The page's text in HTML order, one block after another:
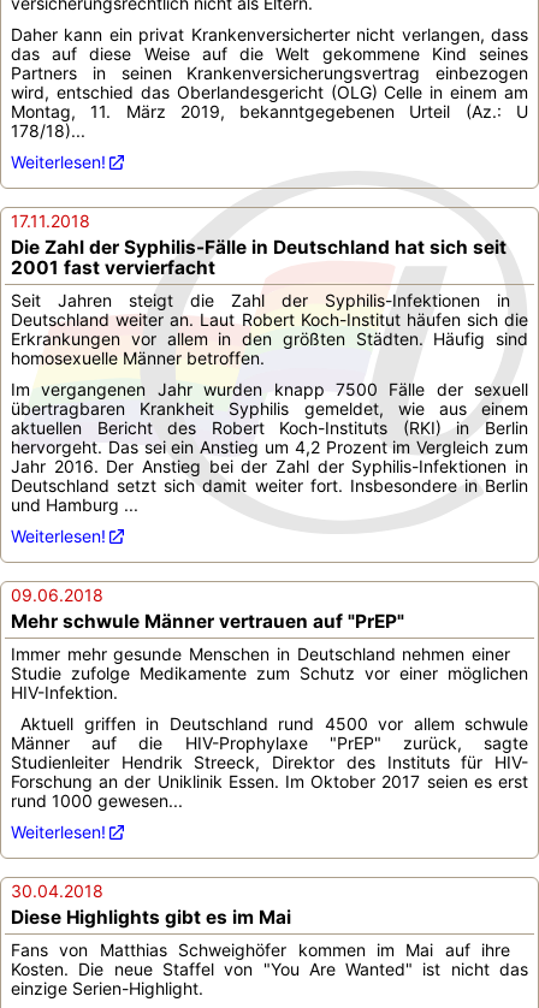
Daher kann ein privat Krankenversicherter nicht verlangen, dass
das auf diese Weise auf die Welt gekommene Kind seines
Partners in seinen Krankenversicherungsvertrag einbezogen
wird, entschied das Oberlandesgericht (OLG) Celle in einem am
Montag, 11. März 2019, bekanntgegebenen Urteil (Az.: U
178/18)...
Weiterlesen!
17.11.2018
Die Zahl der Syphilis-Fälle in Deutschland hat sich seit
2001 fast vervierfacht
Seit Jahren steigt die Zahl der Syphilis-Infektionen in
Deutschland weiter an. Laut Robert Koch-Institut häufen sich die
Erkrankungen vor allem in den größten Städten. Häufig sind
homosexuelle Männer betroffen.
Im vergangenen Jahr wurden knapp 7500 Fälle der sexuell
übertragbaren Krankheit Syphilis gemeldet, wie aus einem
aktuellen Bericht des Robert Koch-Instituts (RKI) in Berlin
hervorgeht. Das sei ein Anstieg um 4,2 Prozent im Vergleich zum
Jahr 2016. Der Anstieg bei der Zahl der Syphilis-Infektionen in
Deutschland setzt sich damit weiter fort. Insbesondere in Berlin
und Hamburg ...
Weiterlesen!
09.06.2018
Mehr schwule Männer vertrauen auf "PrEP"
Immer mehr gesunde Menschen in Deutschland nehmen einer
Studie zufolge Medikamente zum Schutz vor einer möglichen
HIV-Infektion.
Aktuell griffen in Deutschland rund 4500 vor allem schwule
Männer auf die HIV-Prophylaxe "PrEP" zurück, sagte
Studienleiter Hendrik Streeck, Direktor des Instituts für HIV-
Forschung an der Uniklinik Essen. Im Oktober 2017 seien es erst
rund 1000 gewesen...
Weiterlesen!
30.04.2018
Diese Highlights gibt es im Mai
Fans von Matthias Schweighöfer kommen im Mai auf ihre
Kosten. Die neue Staffel von "You Are Wanted" ist nicht das
einzige Serien-Highlight.